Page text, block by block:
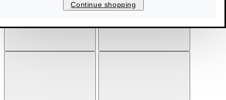
Continue shopping